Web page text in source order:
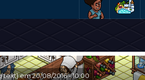
text) em20/08/2016-10:00